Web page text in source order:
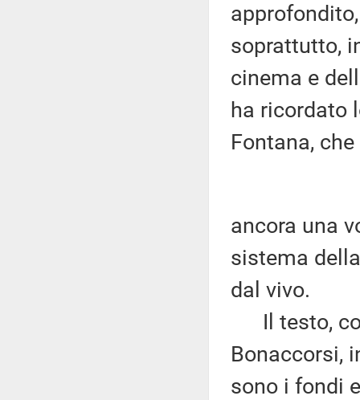
soprattutto,
cinema e
ha ricordato
Fontana,
ancora una
sistema
dal vivo.
Il testo,
Bonaccorsi,
sono i fondi